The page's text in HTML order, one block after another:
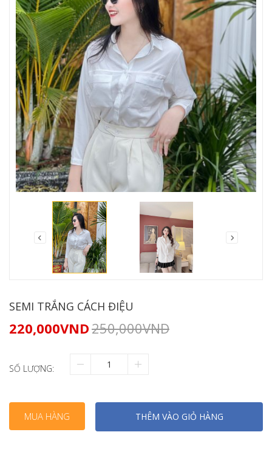
SEMI TRẮNG CÁCH ĐIỆU
220,000VND250,000VND
SỐ LƯỢNG:
MUA HÀNG THÊM VÀO GIỎ HÀNG